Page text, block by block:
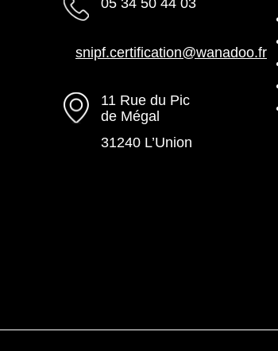
snipf.certification@wanadoo.fr
11 Rue du Pic
de Mégal
31240 L’Union